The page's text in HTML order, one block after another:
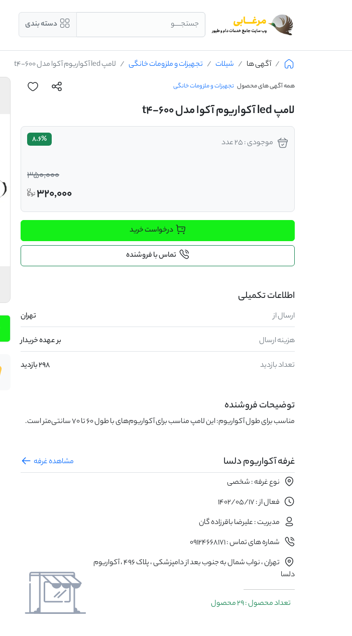
جستجــــو دسته بندی
آگهی ها شیلات تجهیزات و ملزومات خانگی لامپ led آکواریوم آکوا مدل t4-600
همه آگهی های محصول تجهیزات و ملزومات خانگی
لامپ led آکواریوم آکوا مدل t4-600
موجودی : 25 عدد 8.6%
350,000
320,000
درخواست خرید
تماس با فروشنده
اطلاعات تکمیلی
ارسال از تهران
هزینه ارسال بر عهده خریدار
تعداد بازدید 298 بازدید
توضیحات فروشنده
مناسب برای طول آکواریوم: این لامپ مناسب برای آکواریوم‌های با طول 60 تا 70 سانتی‌متر است.
غرفه آکواریوم دلسا
مشاهده غرفه
نوع غرفه : شخصی
فعال از : 1402/05/17
مدیریت : علیرضا باقرزاده گان
شماره های تماس : 09124668171
تهران ، نواب شمال به جنوب بعد از دامپزشکی ، پلاک ۴۹۶ ، آکواریوم
دلسا
تعداد محصول : 29 محصول